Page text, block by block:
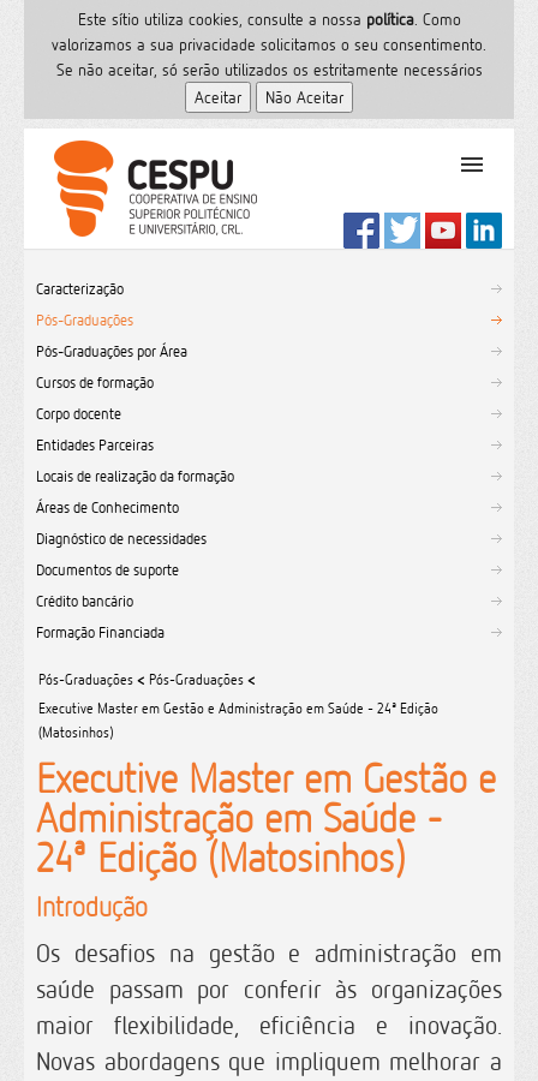
Este sítio utiliza cookies, consulte a nossa polí­tica. Como
valorizamos a sua privacidade solicitamos o seu consentimento.
Se não aceitar, só serão utilizados os estritamente necessários
PT
Formação
Serviços de Saúde
CESPU
Sites do grupo
Utilizador
Contactos
Caracterização
Pós-Graduações
Pós-Graduações por Área
Cursos de formação
Corpo docente
Entidades Parceiras
Locais de realização da formação
Áreas de Conhecimento
Diagnóstico de necessidades
Documentos de suporte
Crédito bancário
Formação Financiada
Pós-Graduações < Pós-Graduações <
Executive Master em Gestão e Administração em Saúde - 24ª Edição
(Matosinhos)
Executive Master em Gestão e
Administração em Saúde -
24ª Edição (Matosinhos)
Introdução
Os desafios na gestão e administração em
saúde passam por conferir às organizações
maior flexibilidade, eficiência e inovação.
Novas abordagens que impliquem melhorar a